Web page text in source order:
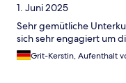
1. Juni 2025
Sehr gemütliche
sich sehr engagiert um
Grit-Kerstin, Aufenthalt